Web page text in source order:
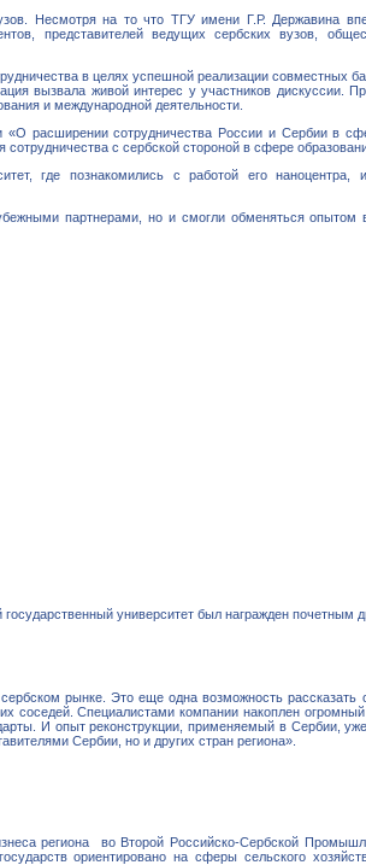
Несмотря на то что ТГУ имени Г.Р. Державина
представителей ведущих сербских вузов,
в целях успешной реализации совместных
вызвала живой интерес у участников дискуссии.
и международной деятельности.
«О расширении сотрудничества России и Сербии в
с сербской стороной в сфере
где познакомились с работой его наноцентра,
партнерами, но и смогли обменяться
университет был награжден почетным
рынке. Это еще одна возможность
соседей. Специалистами компании накоплен
И опыт реконструкции, применяемый в Сербии,
Сербии, но и других стран региона».
региона во Второй Российско-Сербской
ориентировано на сферы сельского